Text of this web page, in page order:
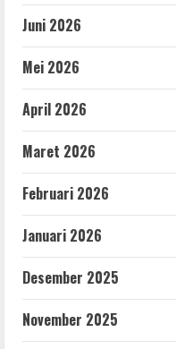
Juni 2026
Mei 2026
April 2026
Maret 2026
Februari 2026
Januari 2026
Desember 2025
November 2025